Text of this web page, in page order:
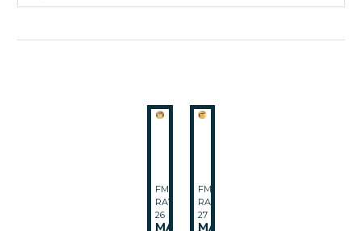
FMI-
RAV-
26
MANCHON
FMI-
RAV-
27
MANCHON